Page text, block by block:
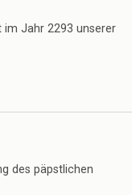
im Jahr 2293 unserer
des päpstlichen